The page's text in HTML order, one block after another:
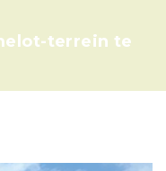
terrein te